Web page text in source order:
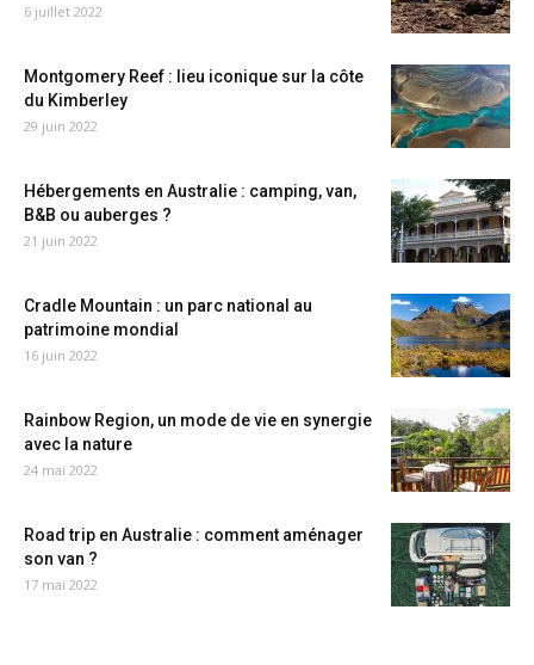
6 juillet 2022
Montgomery Reef : lieu iconique sur la côte
du Kimberley
29 juin 2022
Hébergements en Australie : camping, van,
B&B ou auberges ?
21 juin 2022
Cradle Mountain : un parc national au
patrimoine mondial
16 juin 2022
Rainbow Region, un mode de vie en synergie
avec la nature
24 mai 2022
Road trip en Australie : comment aménager
son van ?
17 mai 2022